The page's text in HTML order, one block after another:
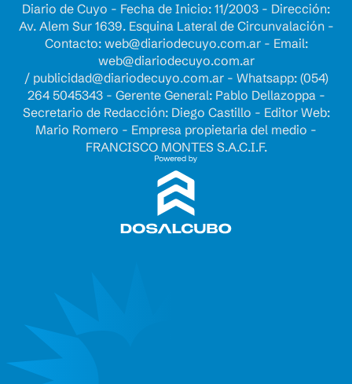
Diario de Cuyo - Fecha de Inicio: 11/2003 - Dirección:
Av. Alem Sur 1639. Esquina Lateral de Circunvalación -
Contacto: web@diariodecuyo.com.ar- Email:
web@diariodecuyo.com.ar
/ publicidad@diariodecuyo.com.ar- Whatsapp: (054)
264 5045343 - Gerente General: Pablo Dellazoppa -
Secretario de Redacción: Diego Castillo - Editor Web:
Mario Romero - Empresa propietaria del medio -
FRANCISCO MONTES S.A.C.I.F.